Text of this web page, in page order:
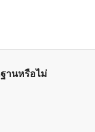
านหรือไม่